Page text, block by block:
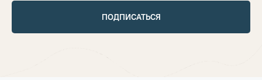
ПОДПИСАТЬСЯ